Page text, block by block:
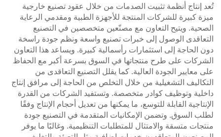
تُعد إنتاج أنظمة تثبيت الصدمات من خلال عقود تصنيع خارجية
ميزة كبيرة للشركات المنتجة للأجهزة الطبية ومقدمي الرعاية
الصحية. ويتيح التعاون مع مصنّعين متخصصين في التصنيع
التعاقدى الوصول إلى خبرات تصنيع واسعة ونظم جودة راسخة
دون الحاجة إلى استثمارات رأسمالية كبيرة. ويساعد هذا التعاون
الشركات على طرح منتجاتها في السوق بسرعة أكبر مع الحفاظ
على معايير الجودة العالية. كما يقلل التصنيع التعاقدى من
التكاليف التشغيلية من خلال التخلص من الحاجة إلى مرافق إنتاج
داخلية وتوظيف كوادر متخصصة. وتستفيد الشركات من القدرة
الإنتاجية القابلة للتوسع، ما يمكنها من تعديل أحجام الإنتاج وفقًا
لطلب السوق. وتضمن الإمكانيات المتقدمة في التصنيع جودة
منتجات متسقة والامتثال للمتطلبات التنظيمية. وغالبًا ما يوفر